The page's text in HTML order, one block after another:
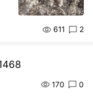
611 2
170 0